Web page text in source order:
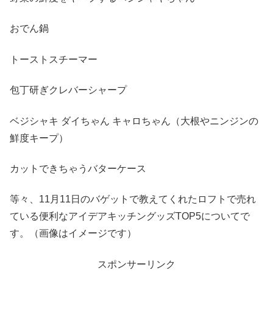
おでん鍋
トーストスチーマー
包丁研ぎクレバーシャープ
ベジシャキ ダイちゃん キャロちゃん（大根やニンジンの
鮮度キープ）
カットできちゃうバターケース
等々、11月11日のバゲットで教えてくれたロフトで売れ
ている便利なアイデアキッチングッズTOP5についてで
す。（画像はイメージです）
スポンサーリンク